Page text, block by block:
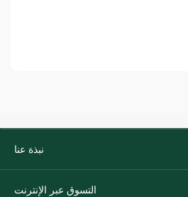
نبذة عنا
التسوق عبر الإنترنت